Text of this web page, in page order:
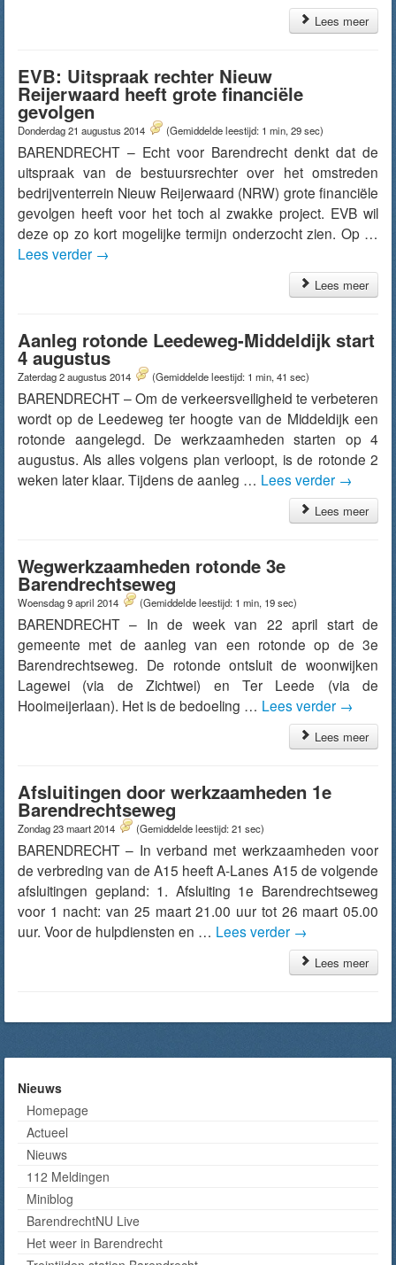
Lees meer
EVB: Uitspraak rechter Nieuw
Reijerwaard heeft grote financiële
gevolgen
Donderdag 21 augustus 2014 (Gemiddelde leestijd: 1 min, 29 sec)
BARENDRECHT – Echt voor Barendrecht denkt dat de
uitspraak van de bestuursrechter over het omstreden
bedrijventerrein Nieuw Reijerwaard (NRW) grote financiële
gevolgen heeft voor het toch al zwakke project. EVB wil
deze op zo kort mogelijke termijn onderzocht zien. Op …
Lees verder →
Lees meer
Aanleg rotonde Leedeweg-Middeldijk start
4 augustus
Zaterdag 2 augustus 2014 (Gemiddelde leestijd: 1 min, 41 sec)
BARENDRECHT – Om de verkeersveiligheid te verbeteren
wordt op de Leedeweg ter hoogte van de Middeldijk een
rotonde aangelegd. De werkzaamheden starten op 4
augustus. Als alles volgens plan verloopt, is de rotonde 2
weken later klaar. Tijdens de aanleg … Lees verder →
Lees meer
Wegwerkzaamheden rotonde 3e
Barendrechtseweg
Woensdag 9 april 2014 (Gemiddelde leestijd: 1 min, 19 sec)
BARENDRECHT – In de week van 22 april start de
gemeente met de aanleg van een rotonde op de 3e
Barendrechtseweg. De rotonde ontsluit de woonwijken
Lagewei (via de Zichtwei) en Ter Leede (via de
Hooimeijerlaan). Het is de bedoeling … Lees verder →
Lees meer
Afsluitingen door werkzaamheden 1e
Barendrechtseweg
Zondag 23 maart 2014 (Gemiddelde leestijd: 21 sec)
BARENDRECHT – In verband met werkzaamheden voor
de verbreding van de A15 heeft A-Lanes A15 de volgende
afsluitingen gepland: 1. Afsluiting 1e Barendrechtseweg
voor 1 nacht: van 25 maart 21.00 uur tot 26 maart 05.00
uur. Voor de hulpdiensten en … Lees verder →
Lees meer
Nieuws
Homepage
Actueel
Nieuws
112 Meldingen
Miniblog
BarendrechtNU Live
Het weer in Barendrecht